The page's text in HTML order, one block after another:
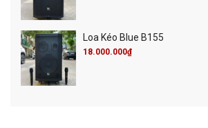
Loa Kéo Blue B155
18.000.000₫